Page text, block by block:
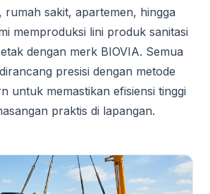
rumah sakit, apartemen, hingga
memproduksi lini produk sanitasi
dengan merk BIOVIA. Semua
presisi dengan metode
untuk memastikan efisiensi tinggi
praktis di lapangan.